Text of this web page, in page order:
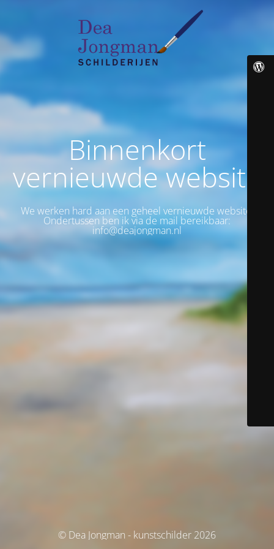
Binnenkort
vernieuwde website
We werken hard aan een geheel vernieuwde website.
Ondertussen ben ik via de mail bereikbaar:
info@deajongman.nl
© Dea Jongman - kunstschilder 2026